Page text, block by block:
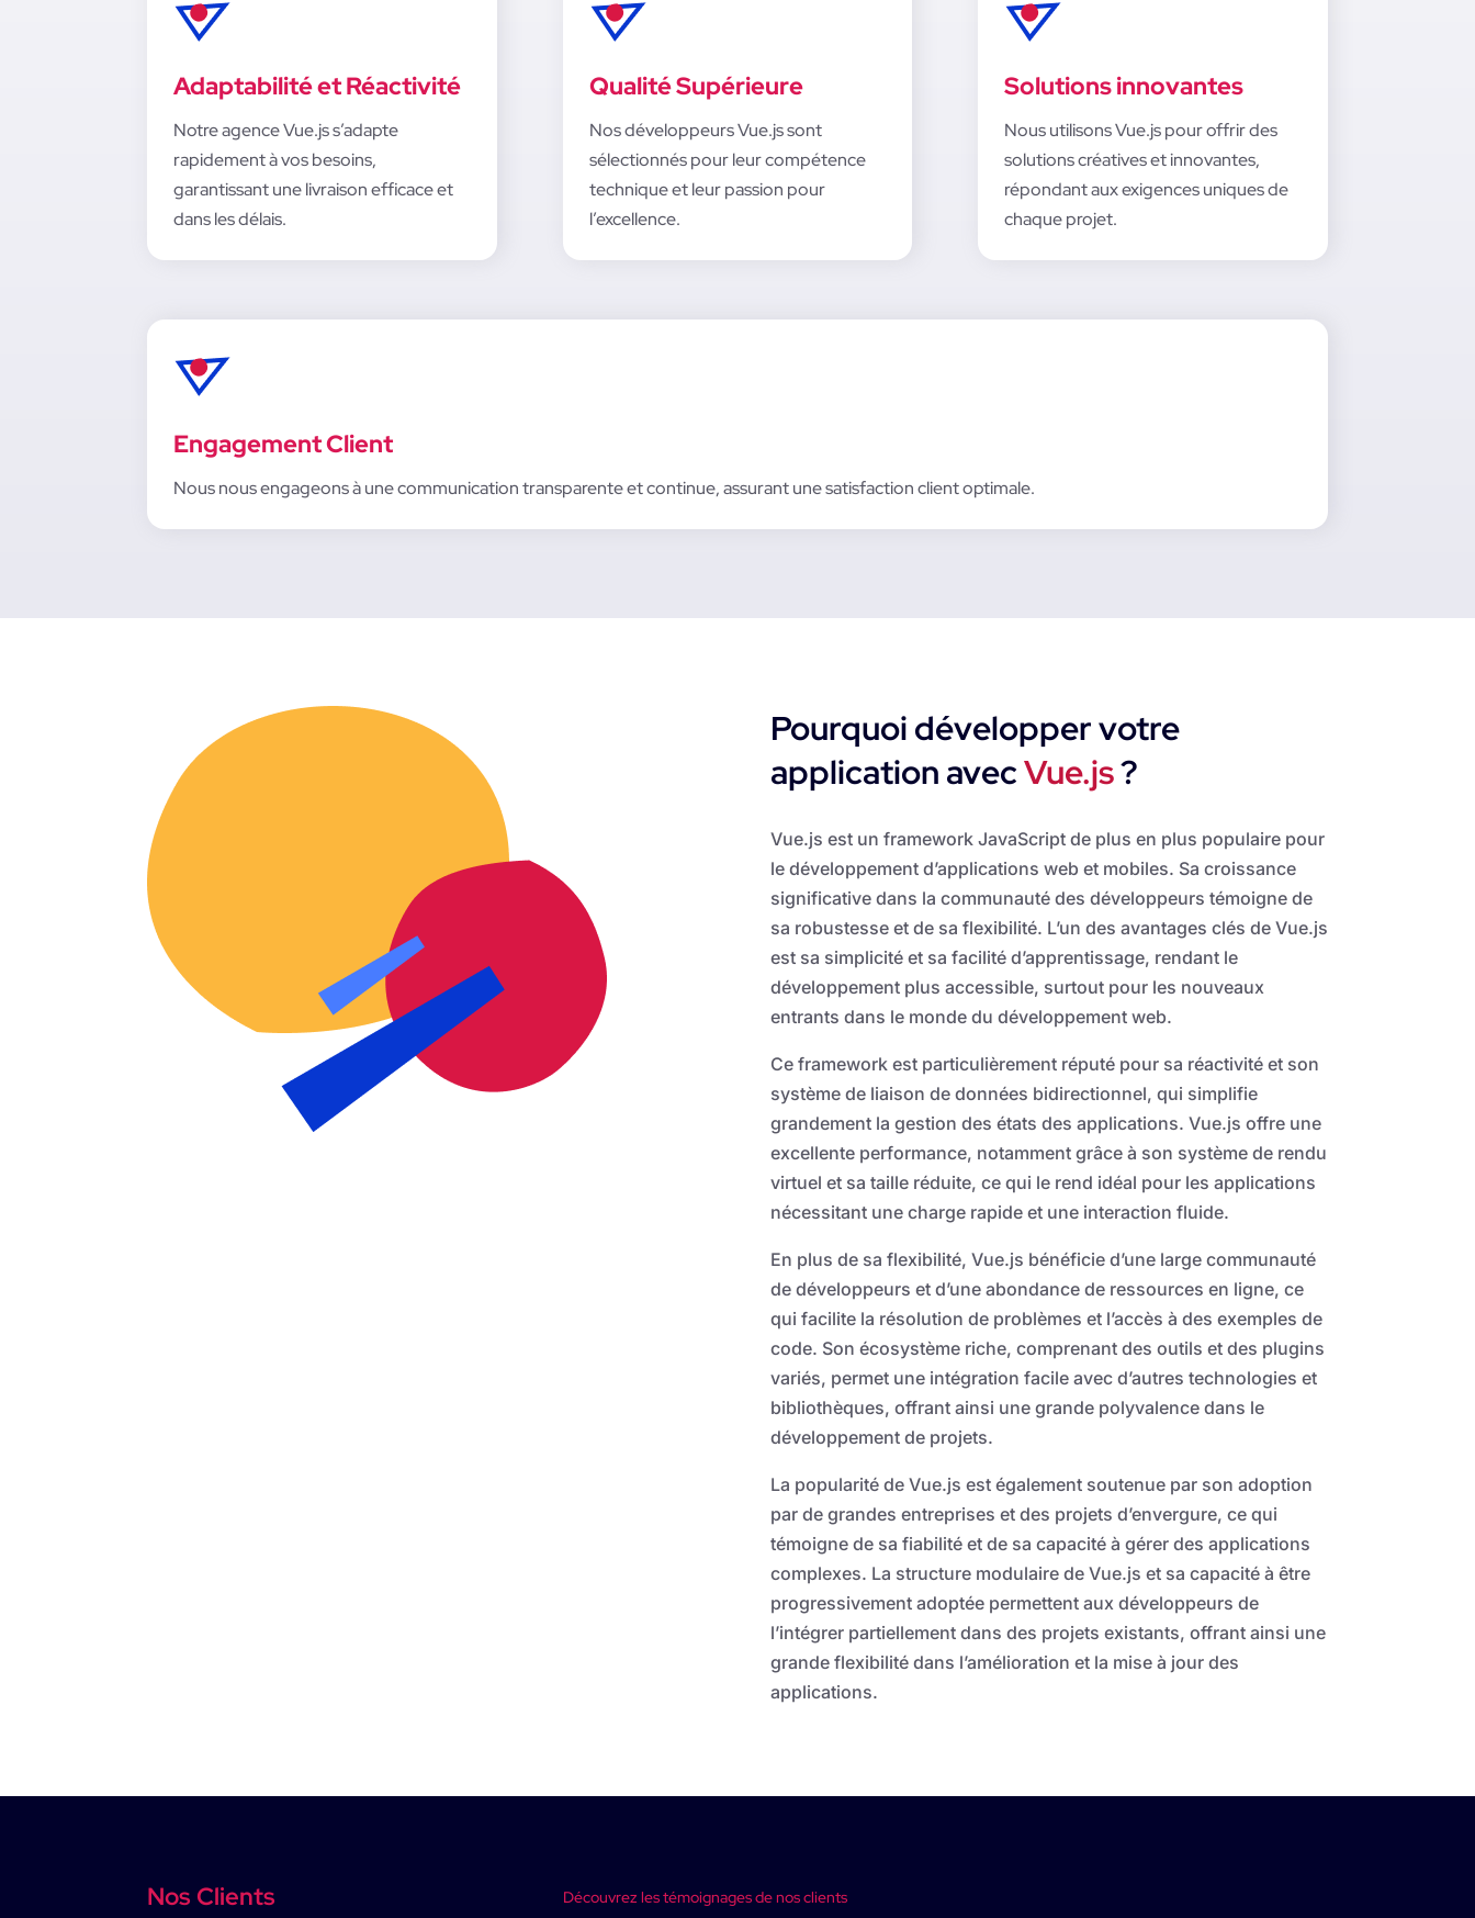
Adaptabilité et Réactivité
Notreagence Vue.jss’adapte
rapidement à vos besoins,
garantissant une livraison efficace et
dans les délais.
Qualité Supérieure
Nosdéveloppeurs Vue.jssont
sélectionnés pour leur compétence
technique et leur passion pour
l’excellence.
Solutions innovantes
Nous utilisons Vue.js pour offrir des
solutions créatives et innovantes,
répondant aux exigences uniques de
chaque projet.
Engagement Client
Nous nous engageons à une communication transparente et continue, assurant une satisfaction client optimale.
Pourquoi développer votre
application avecVue.js?
Vue.js est un framework JavaScript de plus en plus populaire pour
le développement d’applications web et mobiles. Sa croissance
significative dans la communauté des développeurs témoigne de
sa robustesse et de sa flexibilité. L’un des avantages clés de Vue.js
est sa simplicité et sa facilité d’apprentissage, rendant le
développement plus accessible, surtout pour les nouveaux
entrants dans le monde du développement web.
Ce framework est particulièrement réputé pour sa réactivité et son
système de liaison de données bidirectionnel, qui simplifie
grandement la gestion des états des applications. Vue.js offre une
excellente performance, notamment grâce à son système de rendu
virtuel et sa taille réduite, ce qui le rend idéal pour les applications
nécessitant une charge rapide et une interaction fluide.
En plus de sa flexibilité, Vue.js bénéficie d’une large communauté
de développeurs et d’une abondance de ressources en ligne, ce
qui facilite la résolution de problèmes et l’accès à des exemples de
code. Son écosystème riche, comprenant des outils et des plugins
variés, permet une intégration facile avec d’autres technologies et
bibliothèques, offrant ainsi une grande polyvalence dans le
développement de projets.
La popularité de Vue.js est également soutenue par son adoption
par de grandes entreprises et des projets d’envergure, ce qui
témoigne de sa fiabilité et de sa capacité à gérer des applications
complexes. La structure modulaire de Vue.js et sa capacité à être
progressivement adoptée permettent aux développeurs de
l’intégrer partiellement dans des projets existants, offrant ainsi une
grande flexibilité dans l’amélioration et la mise à jour des
applications.
Nos Clients Découvrez les témoignages de nos clients